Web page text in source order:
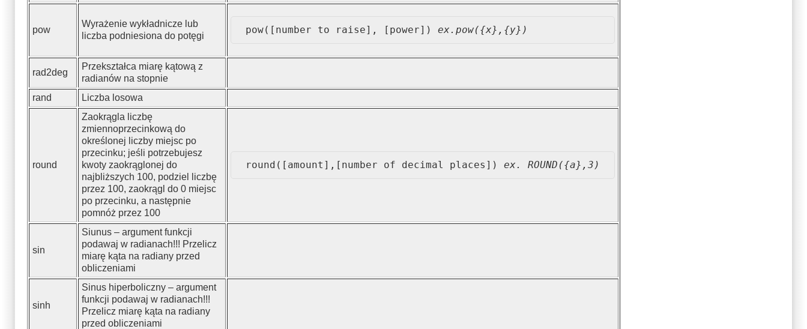
pow
Wyrażenie wykładnicze lub
liczba podniesiona do potęgi
pow([number to raise], [power]) ex.pow({x},{y})
rad2deg
Przekształca miarę kątową z
radianów na stopnie
rand
Liczba losowa
round
Zaokrągla liczbę
zmiennoprzecinkową do
określonej liczby miejsc po
przecinku; jeśli potrzebujesz
kwoty zaokrąglonej do
najbliższych 100, podziel liczbę
przez 100, zaokrągl do 0 miejsc
po przecinku, a następnie
pomnóż przez 100
round([amount],[number of decimal places]) ex. ROUND({a},3)
sin
Siunus – argument funkcji
podawaj w radianach!!! Przelicz
miarę kąta na radiany przed
obliczeniami
sinh
Sinus hiperboliczny – argument
funkcji podawaj w radianach!!!
Przelicz miarę kąta na radiany
przed obliczeniami